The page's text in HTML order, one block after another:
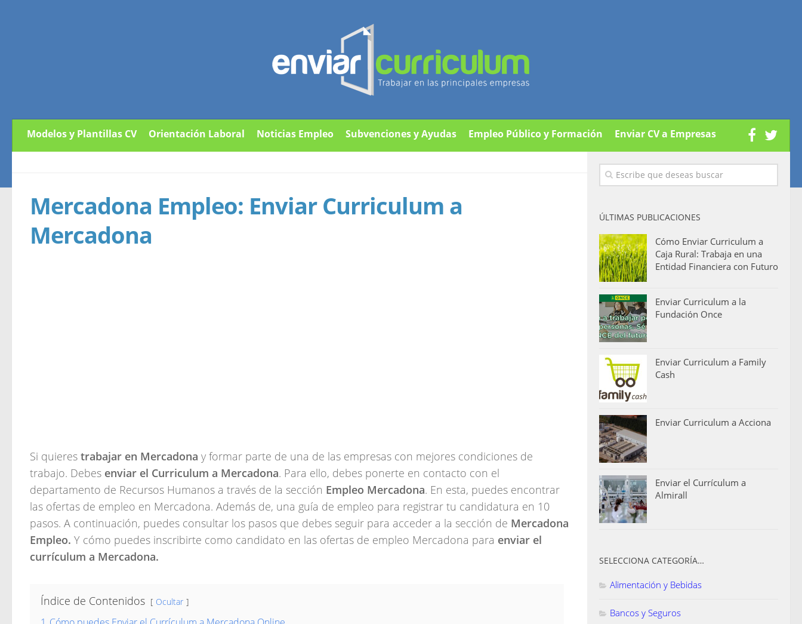
Modelos y Plantillas CV Orientación Laboral Noticias Empleo Subvenciones y Ayudas Empleo Público y Formación Enviar CV a Empresas
Mercadona Empleo: Enviar Curriculum a
Mercadona
Si quieres trabajar en Mercadona y formar parte de una de las empresas con mejores condiciones de
trabajo. Debes enviar el Curriculum a Mercadona. Para ello, debes ponerte en contacto con el
departamento de Recursos Humanos a través de la sección Empleo Mercadona. En esta, puedes encontrar
las ofertas de empleo en Mercadona. Además de, una guía de empleo para registrar tu candidatura en 10
pasos. A continuación, puedes consultar los pasos que debes seguir para acceder a la sección de Mercadona
Empleo. Y cómo puedes inscribirte como candidato en las ofertas de empleo Mercadona para enviar el
currículum a Mercadona.
Índice de Contenidos Ocultar
ÚLTIMAS PUBLICACIONES
Cómo Enviar Curriculum a
Caja Rural: Trabaja en una
Entidad Financiera con Futuro
Enviar Curriculum a la
Fundación Once
Enviar Curriculum a Family
Cash
Enviar Curriculum a Acciona
Enviar el Currículum a
Almirall
SELECCIONA CATEGORÍA…
Alimentación y Bebidas
Bancos y Seguros